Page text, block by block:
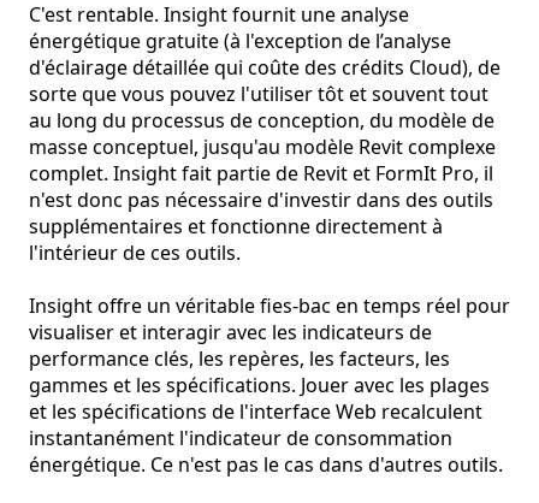
C'est rentable. Insight fournit une analyse
énergétique gratuite (à l'exception de l’analyse
d'éclairage détaillée qui coûte des crédits Cloud), de
sorte que vous pouvez l'utiliser tôt et souvent tout
au long du processus de conception, du modèle de
masse conceptuel, jusqu'au modèle Revit complexe
complet. Insight fait partie de Revit et FormIt Pro, il
n'est donc pas nécessaire d'investir dans des outils
supplémentaires et fonctionne directement à
l'intérieur de ces outils.
Insight offre un véritable fies-bac en temps réel pour
visualiser et interagir avec les indicateurs de
performance clés, les repères, les facteurs, les
gammes et les spécifications. Jouer avec les plages
et les spécifications de l'interface Web recalculent
instantanément l'indicateur de consommation
énergétique. Ce n'est pas le cas dans d'autres outils.